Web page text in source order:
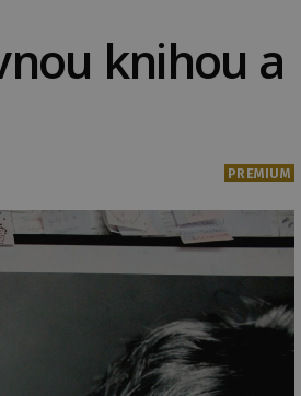
knihou a
PREMIUM